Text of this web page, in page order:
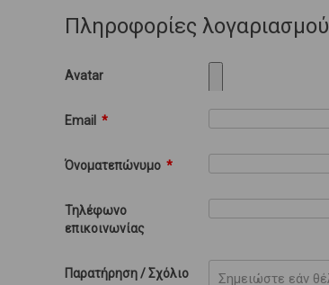
Πληροφορίες λογαριασμού
Avatar
Email *
Όνοματεπώνυμο *
Τηλέφωνο
επικοινωνίας
Παρατήρηση / Σχόλιο